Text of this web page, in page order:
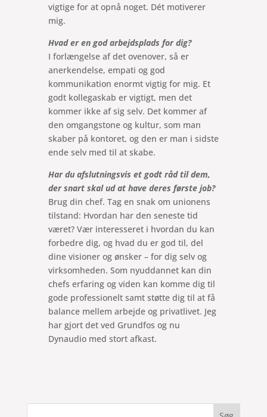
vigtige for at opnå noget. Dét motiverer
mig.
Hvad er en god arbejdsplads for dig?
I forlængelse af det ovenover, så er
anerkendelse, empati og god
kommunikation enormt vigtig for mig. Et
godt kollegaskab er vigtigt, men det
kommer ikke af sig selv. Det kommer af
den omgangstone og kultur, som man
skaber på kontoret, og den er man i sidste
ende selv med til at skabe.
Har du afslutningsvis et godt råd til dem,
der snart skal ud at have deres første job?
Brug din chef. Tag en snak om unionens
tilstand: Hvordan har den seneste tid
været? Vær interesseret i hvordan du kan
forbedre dig, og hvad du er god til, del
dine visioner og ønsker – for dig selv og
virksomheden. Som nyuddannet kan din
chefs erfaring og viden kan komme dig til
gode professionelt samt støtte dig til at få
balance mellem arbejde og privatlivet. Jeg
har gjort det ved Grundfos og nu
Dynaudio med stort afkast.